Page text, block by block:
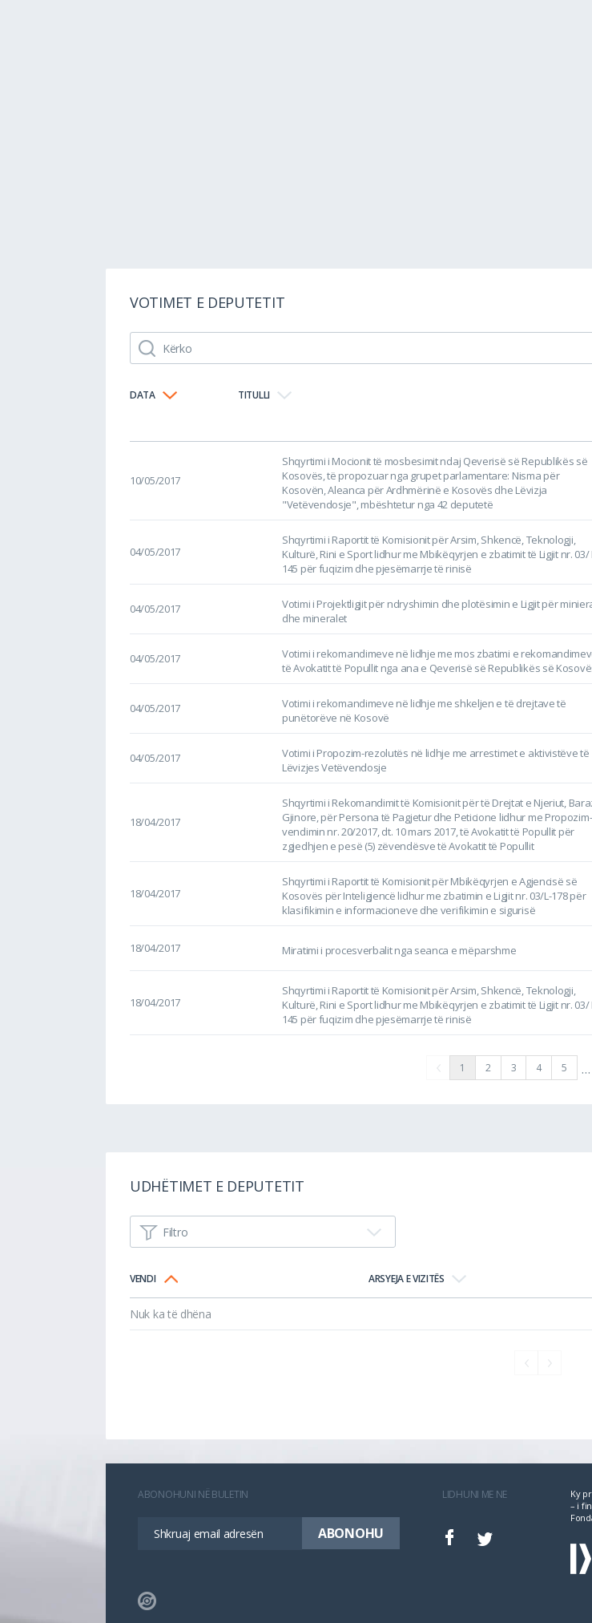
VOTIMET E DEPUTETIT
DATA TITULLI
10/05/2017
Shqyrtimi i Mocionit të mosbesimit ndaj Qeverisë së Republikës së
Kosovës, të propozuar nga grupet parlamentare: Nisma për
Kosovën, Aleanca për Ardhmërinë e Kosovës dhe Lëvizja
"Vetëvendosje", mbështetur nga 42 deputetë
04/05/2017
Shqyrtimi i Raportit të Komisionit për Arsim, Shkencë, Teknologji,
Kulturë, Rini e Sport lidhur me Mbikëqyrjen e zbatimit të Ligjit nr. 03/
145 për fuqizim dhe pjesëmarrje të rinisë
04/05/2017
Votimi i Projektligjit për ndryshimin dhe plotësimin e Ligjit për
dhe mineralet
04/05/2017
Votimi i rekomandimeve në lidhje me mos zbatimi e
të Avokatit të Popullit nga ana e Qeverisë së Republikës së
04/05/2017
Votimi i rekomandimeve në lidhje me shkeljen e të drejtave të
punëtorëve në Kosovë
04/05/2017
Votimi i Propozim-rezolutës në lidhje me arrestimet e aktivistëve të
Lëvizjes Vetëvendosje
18/04/2017
Shqyrtimi i Rekomandimit të Komisionit për të Drejtat e Njeriut,
Gjinore, për Persona të Pagjetur dhe Peticione lidhur me Propozim-
vendimin nr. 20/2017, dt. 10 mars 2017, të Avokatit të Popullit për
zgjedhjen e pesë (5) zëvendësve të Avokatit të Popullit
18/04/2017
Shqyrtimi i Raportit të Komisionit për Mbikëqyrjen e Agjencisë së
Kosovës për Inteligjencë lidhur me zbatimin e Ligjit nr. 03/L-178 për
klasifikimin e informacioneve dhe verifikimin e sigurisë
18/04/2017 Miratimi i procesverbalit nga seanca e mëparshme
18/04/2017
Shqyrtimi i Raportit të Komisionit për Arsim, Shkencë, Teknologji,
Kulturë, Rini e Sport lidhur me Mbikëqyrjen e zbatimit të Ligjit nr. 03/
145 për fuqizim dhe pjesëmarrje të rinisë
1 2 3 4 5 …
UDHËTIMET E DEPUTETIT
Filtro
VENDI ARSYEJA E VIZITËS
Nuk ka të dhëna
ABONOHUNI NË BULETIN LIDHUNI ME NE
Ky
– i